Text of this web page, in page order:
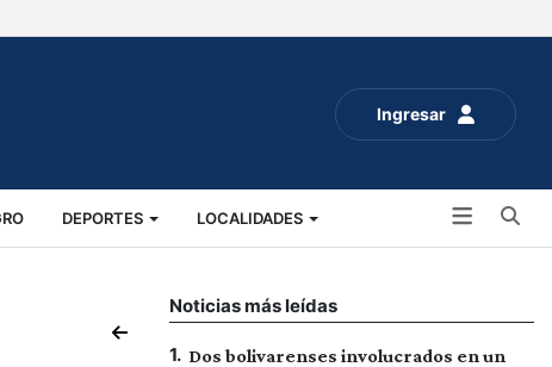
Ingresar
DEPORTES LOCALIDADES
Noticias más leídas
1. Dos bolivarenses involucrados en un